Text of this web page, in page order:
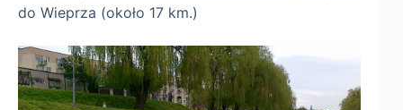
do Wieprza (około 17 km.)